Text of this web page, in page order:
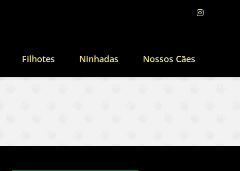
Filhotes Ninhadas Nossos Cães